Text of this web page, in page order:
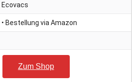
Ecovacs
• Bestellung via Amazon
Zum Shop